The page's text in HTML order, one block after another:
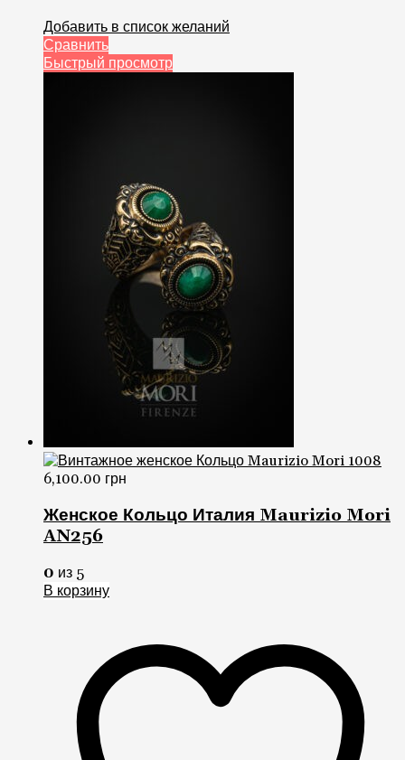
Добавить в список желаний
Сравнить
Быстрый просмотр
6,100.00 грн
Женское Кольцо Италия Maurizio Mori
AN256
0 из 5
В корзину